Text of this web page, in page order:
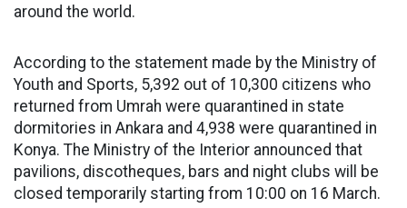
around the world.
According to the statement made by the Ministry of
Youth and Sports, 5,392 out of 10,300 citizens who
returned from Umrah were quarantined in state
dormitories in Ankara and 4,938 were quarantined in
Konya. The Ministry of the Interior announced that
pavilions, discotheques, bars and night clubs will be
closed temporarily starting from 10:00 on 16 March.